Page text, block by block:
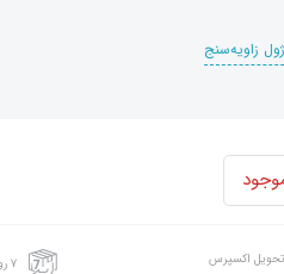
زاویه‌سنج
اکسپرس ۷ روز ضمانت بازگشت